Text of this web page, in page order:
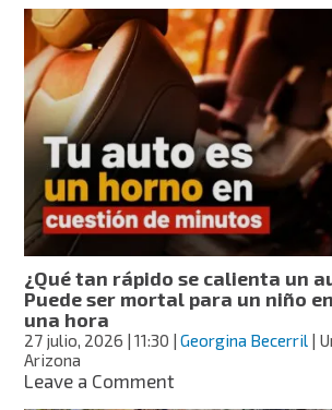
9
estados
Genevieve
intensifica
las
lluvias;
estará
el
clima
en
México
este
martes
¿Qué tan rápido se calienta un
Puede ser mortal para un niño
una hora
27 julio, 2026 | 11:30 |Georgina Becerril |
Arizona
Leave a Commenton